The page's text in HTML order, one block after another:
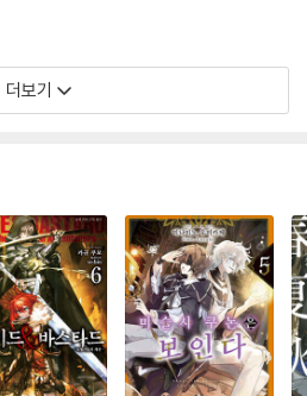
더보기